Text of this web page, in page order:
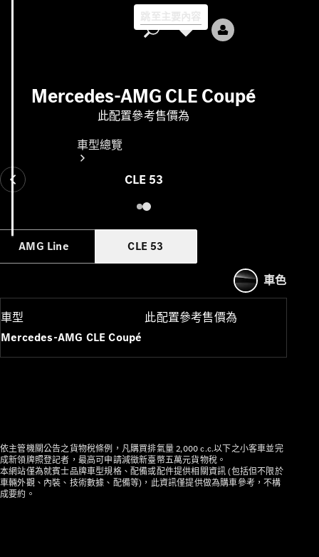
車型總覽
插電式混合動力車型
瞭解所有相
Mercedes-AMG CLE Coupé
此配置參考售價為
CLE 53
AMG Line CLE 53
車色
車型
Mercedes-AMG CLE Coupé
此配置參考售價為
依主管機關公告之貨物稅條例，凡購買排氣量 2,000 c.c.以下之小客車並完
成新領牌照登記者，最高可申請減徵新臺幣五萬元貨物稅。
本網站僅為就賓士品牌車型規格、配備或配件提供相關資訊 (包括但不限於
車輛外觀、內裝、技術數據、配備等)，此資訊僅提供做為購車參考，不構
成要約。